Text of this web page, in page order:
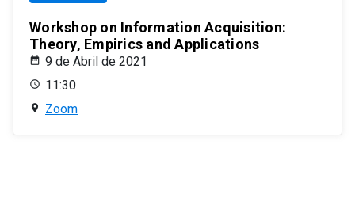
Workshop on Information Acquisition:
Theory, Empirics and Applications
9 de Abril de 2021
11:30
Zoom